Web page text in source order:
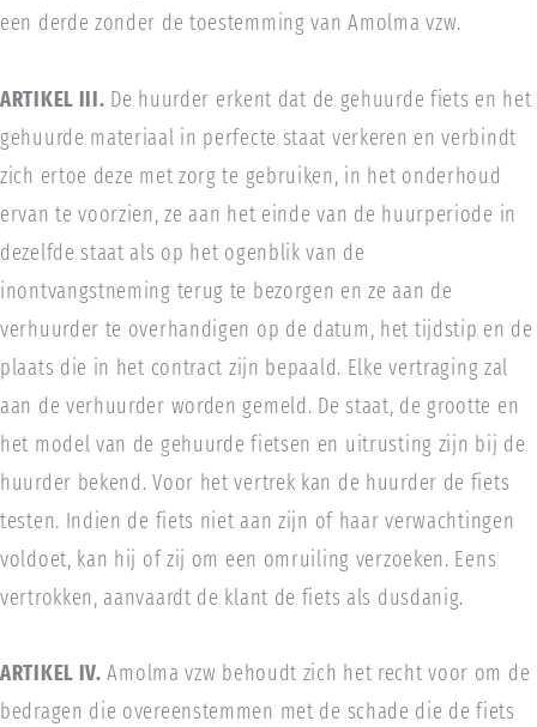
een derde zonder de toestemming van Amolma vzw.
ARTIKEL III. De huurder erkent dat de gehuurde fiets en het
gehuurde materiaal in perfecte staat verkeren en verbindt
zich ertoe deze met zorg te gebruiken, in het onderhoud
ervan te voorzien, ze aan het einde van de huurperiode in
dezelfde staat als op het ogenblik van de
inontvangstneming terug te bezorgen en ze aan de
verhuurder te overhandigen op de datum, het tijdstip en de
plaats die in het contract zijn bepaald. Elke vertraging zal
aan de verhuurder worden gemeld. De staat, de grootte en
het model van de gehuurde fietsen en uitrusting zijn bij de
huurder bekend. Voor het vertrek kan de huurder de fiets
testen. Indien de fiets niet aan zijn of haar verwachtingen
voldoet, kan hij of zij om een omruiling verzoeken. Eens
vertrokken, aanvaardt de klant de fiets als dusdanig.
ARTIKEL IV. Amolma vzw behoudt zich het recht voor om de
bedragen die overeenstemmen met de schade die de fiets